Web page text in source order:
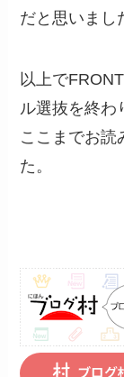
だと思いまし
以上で
ル選抜を終わ
ここまでお読
た。